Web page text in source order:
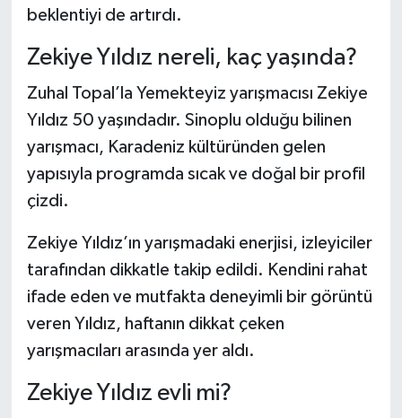
beklentiyi de artırdı.
Zekiye Yıldız nereli, kaç yaşında?
Zuhal Topal’la Yemekteyiz yarışmacısı Zekiye
Yıldız 50 yaşındadır. Sinoplu olduğu bilinen
yarışmacı, Karadeniz kültüründen gelen
yapısıyla programda sıcak ve doğal bir profil
çizdi.
Zekiye Yıldız’ın yarışmadaki enerjisi, izleyiciler
tarafından dikkatle takip edildi. Kendini rahat
ifade eden ve mutfakta deneyimli bir görüntü
veren Yıldız, haftanın dikkat çeken
yarışmacıları arasında yer aldı.
Zekiye Yıldız evli mi?
Seydiler Haberleri
Taşköprü Haberleri
Karadeniz Haberleri
Teknoloji Haberleri
Siyaset Haberleri